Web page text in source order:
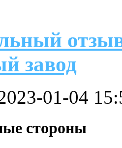
завод
01-04
стороны